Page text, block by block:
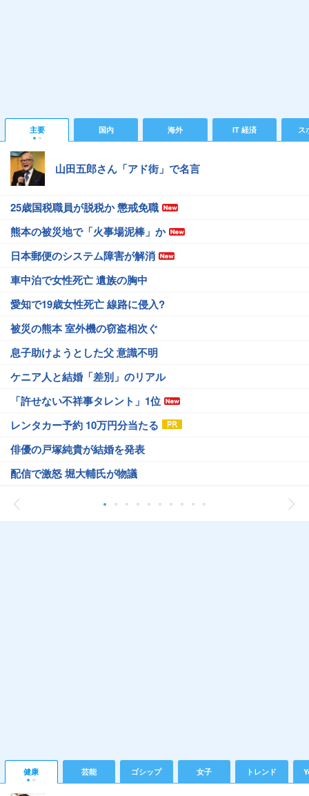
主要 国内 海外 IT 経済 ス
山田五郎さん「アド街」で名言
25歳国税職員が脱税か 懲戒免職
熊本の被災地で「火事場泥棒」か
日本郵便のシステム障害が解消
車中泊で女性死亡 遺族の胸中
愛知で19歳女性死亡 線路に侵入?
被災の熊本 室外機の窃盗相次ぐ
息子助けようとした父 意識不明
ケニア人と結婚「差別」のリアル
「許せない不祥事タレント」1位
レンタカー予約 10万円分当たる
俳優の戸塚純貴が結婚を発表
配信で激怒 堀大輔氏が物議
健康 芸能 ゴシップ 女子 トレンド